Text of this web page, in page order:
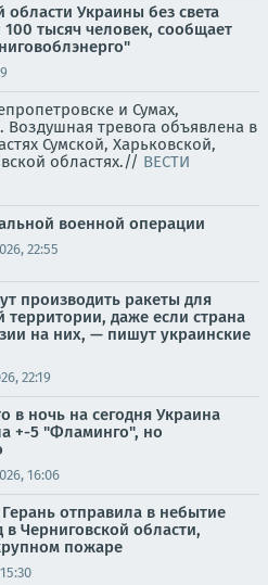
области Украины без света
100 тысяч человек, сообщает
и Сумах,
тревога объявлена в
Сумской, Харьковской,
областях.// ВЕСТИ
военной операции
22:55
производить ракеты для
территории, даже если страна
на них, — пишут украинские
22:19
в ночь на сегодня Украина
+-5 "Фламинго", но
16:06
отправила в небытие
Черниговской области,
пожаре